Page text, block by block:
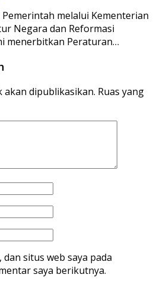
Pemerintah melalui Kementerian
Negara dan Reformasi
menerbitkan Peraturan…
akan dipublikasikan. Ruas yang
dan situs web saya pada
saya berikutnya.